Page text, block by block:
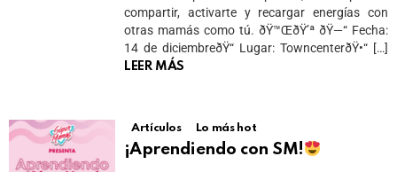
compartir, activarte y recargar energías con
otras mamás como tú. ðŸ™ŒðŸ’ª ðŸ—“ Fecha:
14 de diciembreðŸ“ Lugar: TowncenterðŸ•“ […]
LEER MÁS
Artículos Lo más hot
¡Aprendiendo con SM!